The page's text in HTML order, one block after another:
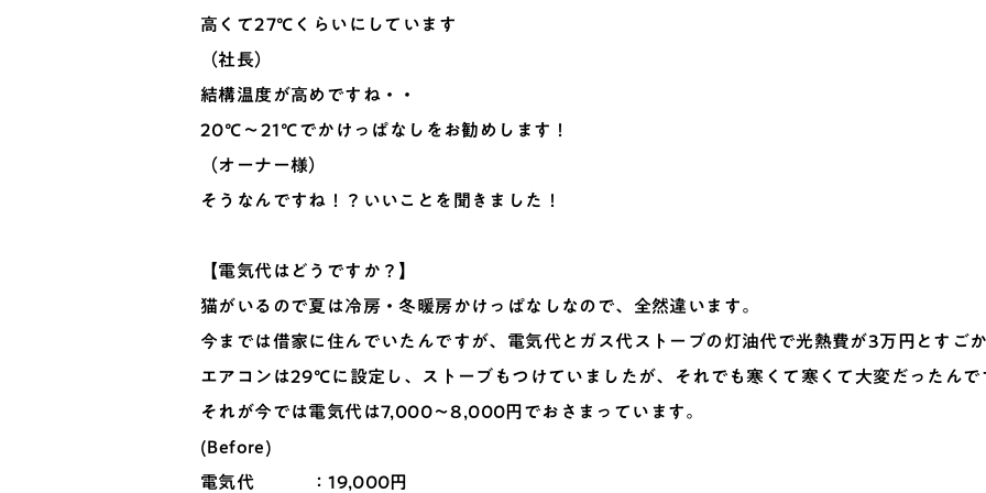
高くて27℃くらいにしています
（社長）
結構温度が高めですね・・
20℃～21℃でかけっぱなしをお勧めします！
（オーナー様）
そうなんですね！？いいことを聞きました！
【電気代はどうですか？】
猫がいるので夏は冷房・冬暖房かけっぱなしなので、全然違います。
今までは借家に住んでいたんですが、電気代とガス代ストーブの灯油代で光熱費が3万円とすごか
エアコンは29℃に設定し、ストーブもつけていましたが、それでも寒くて寒くて大変だったんで
それが今では電気代は7,000～8,000円でおさまっています。
(Before)
電気代
：19,000円